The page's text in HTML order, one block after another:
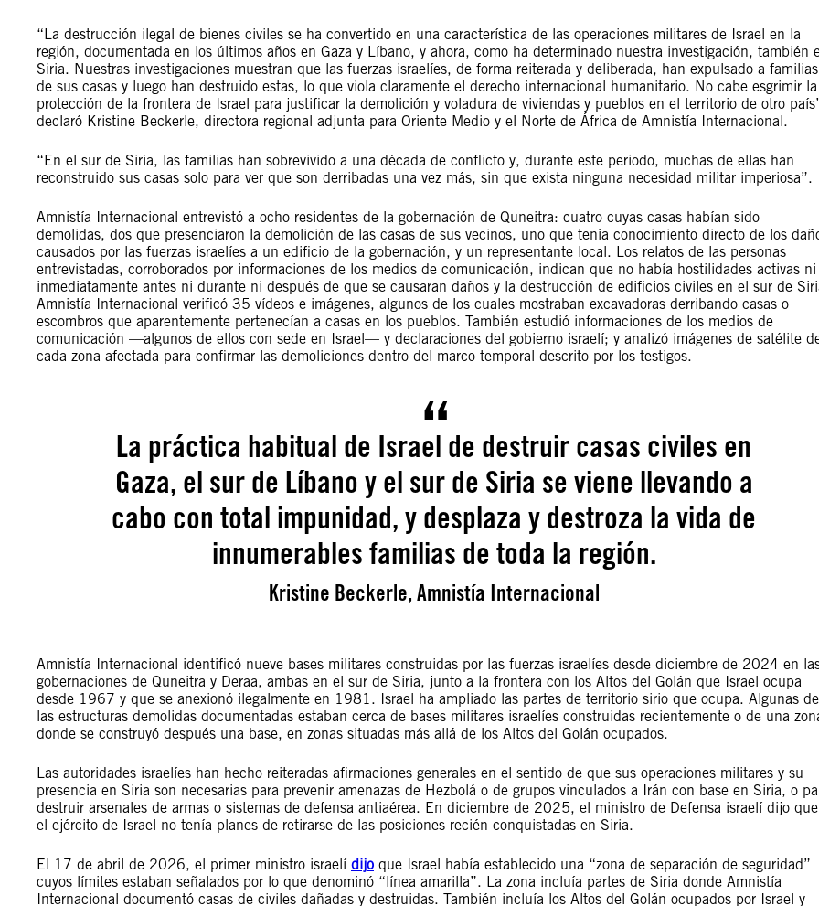
“La destrucción ilegal de bienes civiles se ha convertido en una característica de las operaciones militares de Israel en la
región, documentada en los últimos años en Gaza y Líbano, y ahora, como ha determinado nuestra investigación, también
Siria. Nuestras investigaciones muestran que las fuerzas israelíes, de forma reiterada y deliberada, han expulsado a familias
de sus casas y luego han destruido estas, lo que viola claramente el derecho internacional humanitario. No cabe esgrimir la
protección de la frontera de Israel para justificar la demolición y voladura de viviendas y pueblos en el territorio de otro
declaró Kristine Beckerle, directora regional adjunta para Oriente Medio y el Norte de África de Amnistía Internacional.
“En el sur de Siria, las familias han sobrevivido a una década de conflicto y, durante este periodo, muchas de ellas han
reconstruido sus casas solo para ver que son derribadas una vez más, sin que exista ninguna necesidad militar imperiosa”.
Amnistía Internacional entrevistó a ocho residentes de la gobernación de Quneitra: cuatro cuyas casas habían sido
demolidas, dos que presenciaron la demolición de las casas de sus vecinos, uno que tenía conocimiento directo de los
causados por las fuerzas israelíes a un edificio de la gobernación, y un representante local. Los relatos de las personas
entrevistadas, corroborados por informaciones de los medios de comunicación, indican que no había hostilidades activas ni
inmediatamente antes ni durante ni después de que se causaran daños y la destrucción de edificios civiles en el sur de
Amnistía Internacional verificó 35 vídeos e imágenes, algunos de los cuales mostraban excavadoras derribando casas o
escombros que aparentemente pertenecían a casas en los pueblos. También estudió informaciones de los medios de
comunicación —algunos de ellos con sede en Israel— y declaraciones del gobierno israelí; y analizó imágenes de satélite
cada zona afectada para confirmar las demoliciones dentro del marco temporal descrito por los testigos.
La práctica habitual de Israel de destruir casas civiles en
Gaza, el sur de Líbano y el sur de Siria se viene llevando a
cabo con total impunidad, y desplaza y destroza la vida de
innumerables familias de toda la región.
Kristine Beckerle, Amnistía Internacional
Amnistía Internacional identificó nueve bases militares construidas por las fuerzas israelíes desde diciembre de 2024 en
gobernaciones de Quneitra y Deraa, ambas en el sur de Siria, junto a la frontera con los Altos del Golán que Israel ocupa
desde 1967 y que se anexionó ilegalmente en 1981. Israel ha ampliado las partes de territorio sirio que ocupa. Algunas de
las estructuras demolidas documentadas estaban cerca de bases militares israelíes construidas recientemente o de una
donde se construyó después una base, en zonas situadas más allá de los Altos del Golán ocupados.
Las autoridades israelíes han hecho reiteradas afirmaciones generales en el sentido de que sus operaciones militares y su
presencia en Siria son necesarias para prevenir amenazas de Hezbolá o de grupos vinculados a Irán con base en Siria, o
destruir arsenales de armas o sistemas de defensa antiaérea. En diciembre de 2025, el ministro de Defensa israelí dijo que
el ejército de Israel no tenía planes de retirarse de las posiciones recién conquistadas en Siria.
El 17 de abril de 2026, el primer ministro israelí dijo que Israel había establecido una “zona de separación de seguridad”
cuyos límites estaban señalados por lo que denominó “línea amarilla”. La zona incluía partes de Siria donde Amnistía
Internacional documentó casas de civiles dañadas y destruidas. También incluía los Altos del Golán ocupados por Israel y